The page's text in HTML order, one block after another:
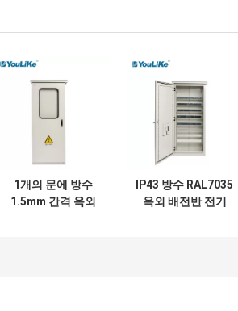
1개의 문에 방수
1.5mm 간격 옥외
IP43 방수 RAL7035
옥외 배전반 전기